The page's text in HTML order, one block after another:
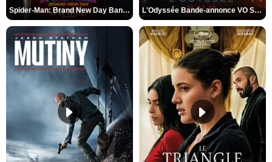
Spider-Man: Brand New Day Bande-annonce VO STFR L'Odyssée Bande-annonce VO STFR